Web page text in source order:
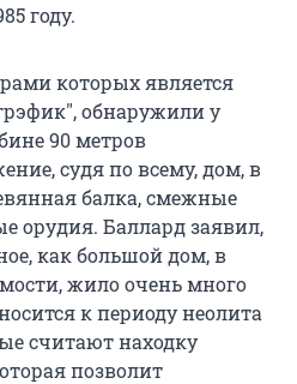
году.
которых является
обнаружили у
90 метров
судя по всему, дом, в
балка, смежные
орудия. Баллард заявил,
как большой дом, в
жило очень много
к периоду неолита
считают находку
позволит